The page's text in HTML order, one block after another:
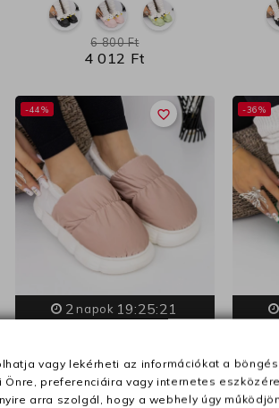
4 012 Ft
6 800 Ft
favorite_border
-44%
2 napok 19:25:20
Papucs háziasszony A-623
Rózsaszín | Fashion
-36%
vagy lekérheti az információkat a
preferenciáira vagy internetes
arra szolgál, hogy a webhely úgy